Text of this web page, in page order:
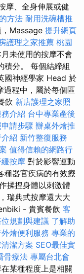
摩、全身伸展或健
方法 耐用洗碗槽推
Massage 提升網頁
護理之家推薦 桃園
未使用的按摩不會
積分。 每個結締組
國神經學家 Head 於
過程中，屬於每個區
飲 新店護理之家照
介紹 台中專業產後
請步驟 辦桌外燴推
紹 新竹整復服務
值得信賴的網路行
按摩 對於影響運動
種器官疾病的有效療
揉捏身體以刺激體
瑞典式按摩還大大
- 貴賓餐飲 客
規劃與建議 了解助
燴便利服務 專業的
潔方案 SEO最佳實
骨療法 專屬台北會
某種程度上是相關